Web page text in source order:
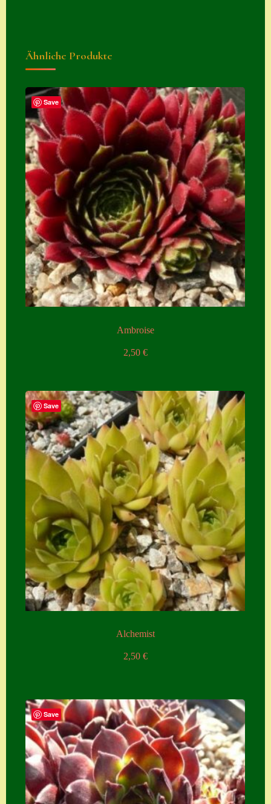
Versand von
Semps
Warenkorb
Warenkorb
Widerrufsbelehru
ng
Zahlung
Zahlungs- &
Versandinfos
Zubehör
Zubehör
Ähnliche Produkte
Save
Ambroise
2,50 €
Save
Alchemist
2,50 €
Save